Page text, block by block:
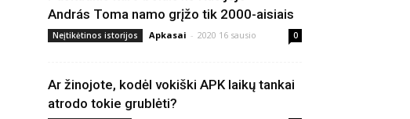
András Toma namo grįžo tik 2000-aisiais
Neįtikėtinos istorijos Apkasai - 2020 16 sausio 0
Ar žinojote, kodėl vokiški APK laikų tankai
atrodo tokie grublėti?